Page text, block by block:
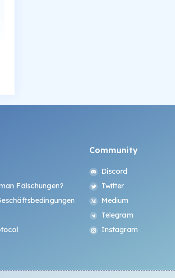
Fälschungen?
Community
Discord
Twitter
Medium
Telegram
Instagram